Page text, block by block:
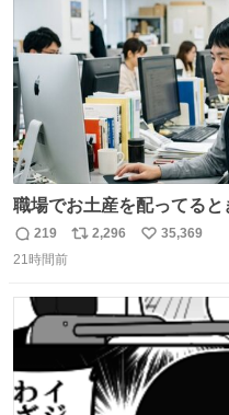
職場でお土産を配ってる
的な演技が毎回シンドい。
返
信
219
リ
ト
数
2,296
い
数
35,369
21時間前